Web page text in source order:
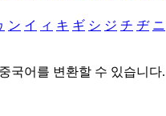
ン イ ィ キ ギ シ ジ チ ヂ ニ
국어를 변환할 수 있습니다.